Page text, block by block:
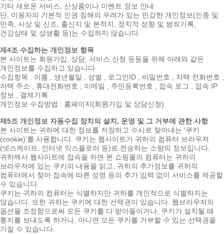
기타 새로운 서비스, 신상품이나 이벤트 정보 안내
단, 이용자의 기본적 인권 침해의 우려가 있는 민감한 개인정보(인종 및
민족, 사상 및 신조, 출신지 및 본적지, 정치적 성향 및 범죄기록,
건강상태 및 성생활 등)는 수집하지 않습니다.
제4조 수집하는 개인정보 항목
본 사이트는 회원가입, 상담, 서비스 신청 등등을 위해 아래와 같은
개인정보를 수집하고 있습니다.
수집항목 : 이름 , 생년월일 , 성별 , 로그인ID , 비밀번호 , 자택 전화번호 ,
자택 주소 , 휴대전화번호 , 이메일 , 주민등록번호 , 접속 로그 , 접속 IP
정보 , 결제기록
개인정보 수집방법 : 홈페이지(회원가입 및 상담신청)
제5조 개인정보 자동수집 장치의 설치, 운영 및 그 거부에 관한 사항
본 사이트는 귀하에 대한 정보를 저장하고 수시로 찾아내는 '쿠키
(cookie)'를 사용합니다. 쿠키는 웹사이트가 귀하의 컴퓨터 브라우저
(넷스케이프, 인터넷 익스플로러 등)로 전송하는 소량의 정보입니다.
귀하께서 웹사이트에 접속을 하면 본 쇼핑몰의 컴퓨터는 귀하의
브라우저에 있는 쿠키의 내용을 읽고, 귀하의 추가정보를 귀하의
컴퓨터에서 찾아 접속에 따른 성명 등의 추가 입력 없이 서비스를 제공할
수 있습니다.
쿠키는 귀하의 컴퓨터는 식별하지만 귀하를 개인적으로 식별하지는
않습니다. 또한 귀하는 쿠키에 대한 선택권이 있습니다. 웹브라우저의
옵션을 조정함으로써 모든 쿠키를 다 받아들이거나, 쿠키가 설치될 때
통지를 보내도록 하거나, 아니면 모든 쿠키를 거부할 수 있는 선택권을
가질 수 있습니다.